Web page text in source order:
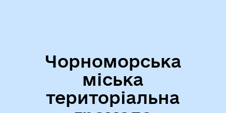
Чорноморська
міська
територіальна